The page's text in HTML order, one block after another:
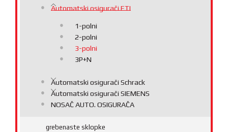
Automatski osigurači ETI
1-polni
2-polni
3-polni
3P+N
Automatski osigurači Schrack
Automatski osigurači SIEMENS
NOSAČ AUTO. OSIGURAČA
grebenaste sklopke